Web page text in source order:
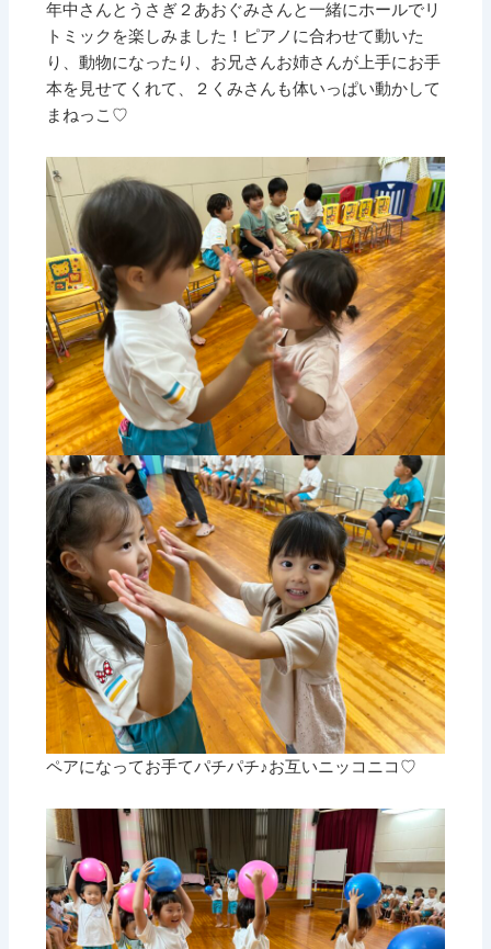
年中さんとうさぎ２あおぐみさんと一緒にホールでリ
トミックを楽しみました！ピアノに合わせて動いた
り、動物になったり、お兄さんお姉さんが上手にお手
本を見せてくれて、２くみさんも体いっぱい動かして
まねっこ♡
ペアになってお手てパチパチ♪お互いニッコニコ♡